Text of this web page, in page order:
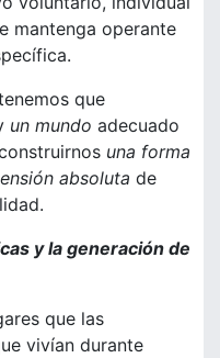
mantenga operante
que
un mundo adecuado
una forma
absoluta de
y la generación de
que las
vivían durante